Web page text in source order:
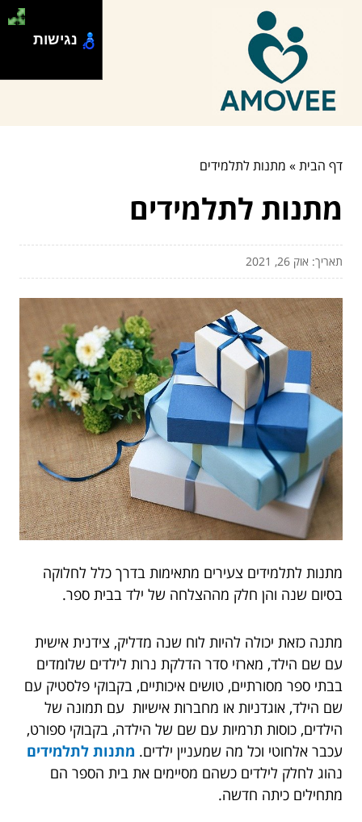
דף הבית» מתנות לתלמידים
מתנות לתלמידים
תאריך: אוק 26, 2021
מתנות לתלמידים צעירים מתאימות בדרך כלל לחלוקה
בסיום שנה והן חלק מההצלחה של ילד בבית ספר.
מתנה כזאת יכולה להיות לוח שנה מדליק, צידנית אישית
עם שם הילד, מארזי סדר הדלקת נרות לילדים שלומדים
בבתי ספר מסורתיים, טושים איכותיים, בקבוקי פלסטיק עם
שם הילד, אוגדניות או מחברות אישיות עם תמונה של
הילדים, כוסות תרמיות עם שם של הילדה, בקבוקי ספורט,
עכבר אלחוטי וכל מה שמעניין ילדים. מתנות לתלמידים
נהוג לחלק לילדים כשהם מסיימים את בית הספר הם
מתחילים כיתה חדשה.
נגישות